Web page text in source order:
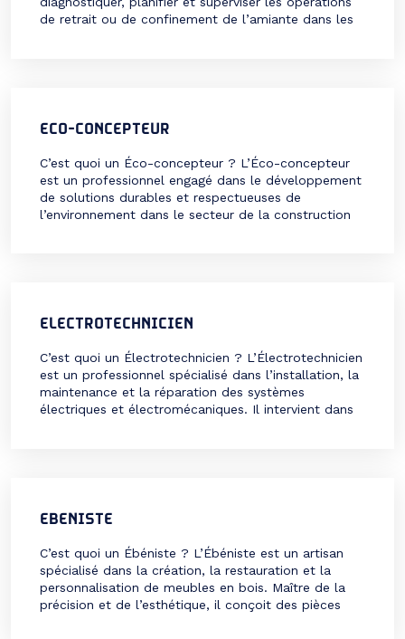
de retrait ou de confinement de l’amiante dans les
ECO-CONCEPTEUR
C’est quoi un Éco-concepteur ? L’Éco-concepteur
est un professionnel engagé dans le développement
de solutions durables et respectueuses de
l’environnement dans le secteur de la construction
ELECTROTECHNICIEN
C’est quoi un Électrotechnicien ? L’Électrotechnicien
est un professionnel spécialisé dans l’installation, la
maintenance et la réparation des systèmes
électriques et électromécaniques. Il intervient dans
EBENISTE
C’est quoi un Ébéniste ? L’Ébéniste est un artisan
spécialisé dans la création, la restauration et la
personnalisation de meubles en bois. Maître de la
précision et de l’esthétique, il conçoit des pièces